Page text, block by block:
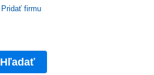
Pridať firmu
Hľadať